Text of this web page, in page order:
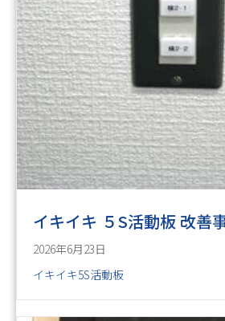
イキイキ ５S活動板 改善
2026年6月23日
イキイキ5S活動板